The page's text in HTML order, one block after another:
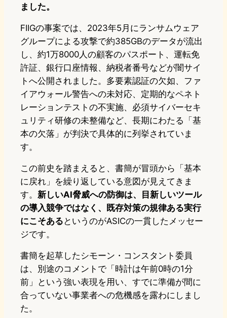
ました。
FIIGの事案では、2023年5月にランサムウェア
グループによる攻撃で約385GBのデータが流出
し、約1万8000人の顧客のパスポート、運転免
許証、銀行口座情報、納税者番号などが闇サイ
トへ公開されました。多要素認証の欠如、ファ
イアウォール警告への未対応、定期的なペネト
レーションテストの不実施、必須サイバーセキ
ュリティ研修の未整備など、長期にわたる「基
本の欠落」が判決で具体的に列挙されていま
す。
この前史を踏まえると、書簡が冒頭から「基本
に戻れ」を繰り返している意図が見えてきま
す。 新しいAI脅威への防御は、目新しいツール
の導入競争ではなく、既存対策の規律ある実行
にこそある というのがASICの一貫したメッセー
ジです。
書簡を起草したシモーン・コンスタント委員
は、別途のコメントで「時計は午前0時の1分
前」という強い表現を用い、すでに準備が間に
合っていない事業者への危機感を露わにしまし
た。